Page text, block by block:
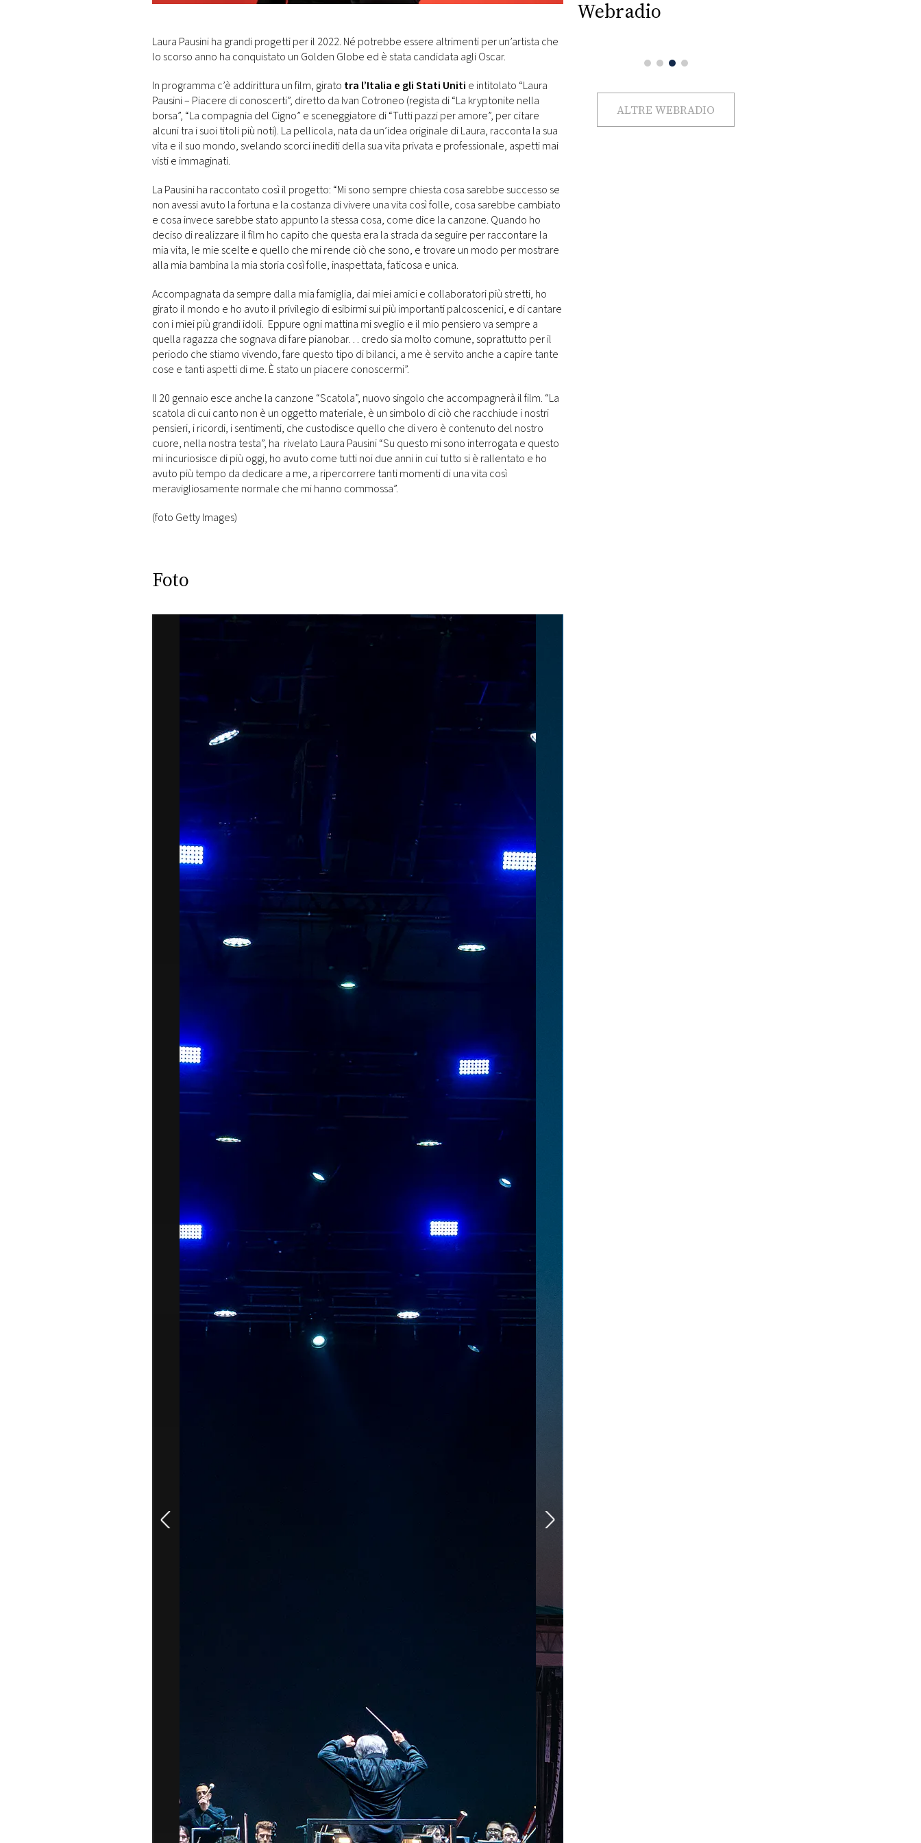
DI
RMC
Laura Pausini ha grandi progetti per il 2022. Né potrebbe essere altrimenti per un’artista che
lo scorso anno ha conquistato un Golden Globe ed è stata candidata agli Oscar.
In programma c’è addirittura un film, girato tra l’Italia e gli Stati Uniti e intitolato “Laura
Pausini – Piacere di conoscerti”, diretto da Ivan Cotroneo (regista di “La kryptonite nella
borsa”, “La compagnia del Cigno” e sceneggiatore di “Tutti pazzi per amore”, per citare
alcuni tra i suoi titoli più noti). La pellicola, nata da un’idea originale di Laura, racconta la sua
vita e il suo mondo, svelando scorci inediti della sua vita privata e professionale, aspetti mai
visti e immaginati.
La Pausini ha raccontato così il progetto: “Mi sono sempre chiesta cosa sarebbe successo se
non avessi avuto la fortuna e la costanza di vivere una vita così folle, cosa sarebbe cambiato
e cosa invece sarebbe stato appunto la stessa cosa, come dice la canzone. Quando ho
deciso di realizzare il film ho capito che questa era la strada da seguire per raccontare la
mia vita, le mie scelte e quello che mi rende ciò che sono, e trovare un modo per mostrare
alla mia bambina la mia storia così folle, inaspettata, faticosa e unica.
Accompagnata da sempre dalla mia famiglia, dai miei amici e collaboratori più stretti, ho
girato il mondo e ho avuto il privilegio di esibirmi sui più importanti palcoscenici, e di cantare
con i miei più grandi idoli. Eppure ogni mattina mi sveglio e il mio pensiero va sempre a
quella ragazza che sognava di fare pianobar… credo sia molto comune, soprattutto per il
periodo che stiamo vivendo, fare questo tipo di bilanci, a me è servito anche a capire tante
cose e tanti aspetti di me. È stato un piacere conoscermi”.
Il 20 gennaio esce anche la canzone “Scatola”, nuovo singolo che accompagnerà il film. “La
scatola di cui canto non è un oggetto materiale, è un simbolo di ciò che racchiude i nostri
pensieri, i ricordi, i sentimenti, che custodisce quello che di vero è contenuto del nostro
cuore, nella nostra testa”, ha rivelato Laura Pausini “Su questo mi sono interrogata e questo
mi incuriosisce di più oggi, ho avuto come tutti noi due anni in cui tutto si è rallentato e ho
avuto più tempo da dedicare a me, a ripercorrere tanti momenti di una vita così
meravigliosamente normale che mi hanno commossa”.
(foto Getty Images)
Foto
Webradio
ALTRE WEBRADIO